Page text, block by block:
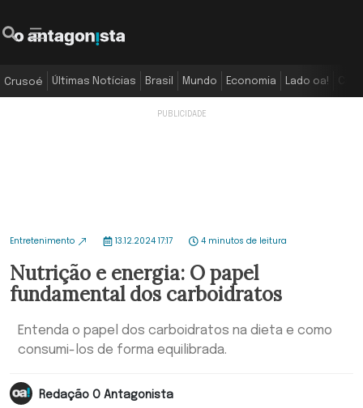
Crusoé Últimas Notícias Brasil Mundo Economia Lado oa!
Entretenimento 13.12.2024 17:17 4 minutos de leitura
Nutrição e energia: O papel
fundamental dos carboidratos
Entenda o papel dos carboidratos na dieta e como
consumi-los de forma equilibrada.
Redação O Antagonista